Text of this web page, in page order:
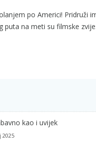
po Americi! Pridruži
na meti su filmske
kao i uvijek
2025